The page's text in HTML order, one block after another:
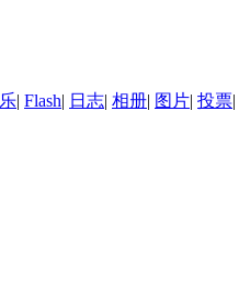
| Flash| 日志| 相册| 图片| 投票|